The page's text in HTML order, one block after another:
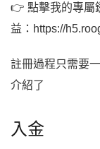
👉 點擊我的專屬
益：https://
註冊過程只需要
介紹了
入金